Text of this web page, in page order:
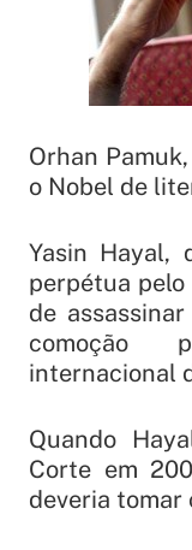
Orhan
o Nobel de
Yasin Hayal,
perpétua
de
comoção
internacional
Quando
Corte em
deveria tomar